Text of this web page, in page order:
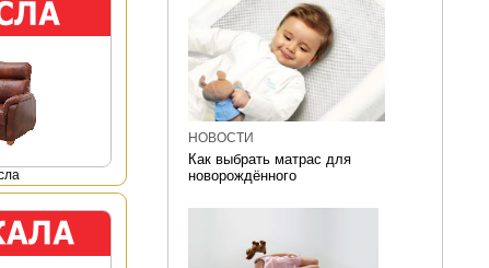
НОВОСТИ
Как выбрать матрас для
новорождённого